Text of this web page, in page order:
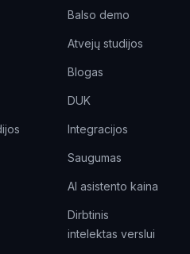
Balso demo
Atvejų studijos
Blogas
DUK
Integracijos
Saugumas
AI asistento kaina
Dirbtinis
intelektas verslui